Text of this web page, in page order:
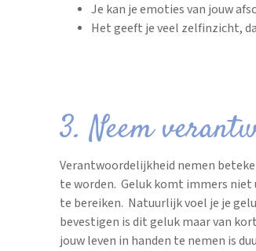
Je kan je emoties van jouw
Het geeft je veel zelfinzicht,
3. Neem
Verantwoordelijkheid nemen
te worden. Geluk komt immers
te bereiken. Natuurlijk voel je je
bevestigen is dit geluk maar van
jouw leven in handen te nemen is